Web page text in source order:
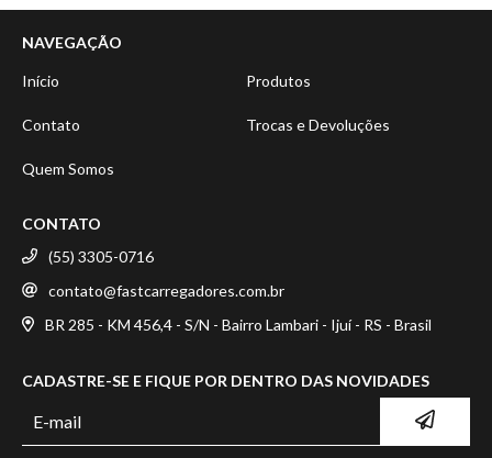
NAVEGAÇÃO
Início Produtos
Contato Trocas e Devoluções
Quem Somos
CONTATO
(55) 3305-0716
contato@fastcarregadores.com.br
BR 285 - KM 456,4 - S/N - Bairro Lambari - Ijuí - RS - Brasil
CADASTRE-SE E FIQUE POR DENTRO DAS NOVIDADES